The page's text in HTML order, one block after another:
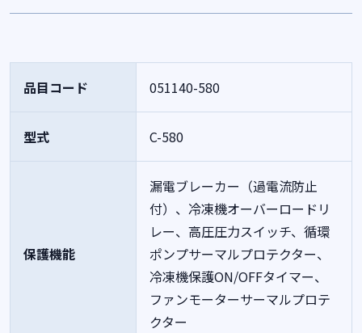
品目コード 051140-580
型式 C-580
保護機能
漏電ブレーカー（過電流防止
付）、冷凍機オーバーロードリ
レー、高圧圧力スイッチ、循環
ポンプサーマルプロテクター、
冷凍機保護ON/OFFタイマー、
ファンモーターサーマルプロテ
クター